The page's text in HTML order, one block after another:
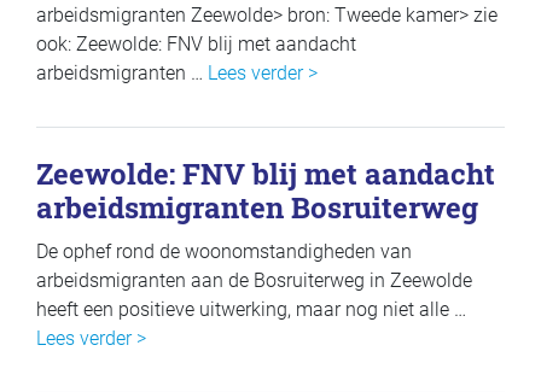
arbeidsmigranten Zeewolde> bron: Tweede kamer> zie
ook: Zeewolde: FNV blij met aandacht
arbeidsmigranten … Lees verder >
Zeewolde: FNV blij met aandacht
arbeidsmigranten Bosruiterweg
De ophef rond de woonomstandigheden van
arbeidsmigranten aan de Bosruiterweg in Zeewolde
heeft een positieve uitwerking, maar nog niet alle …
Lees verder >